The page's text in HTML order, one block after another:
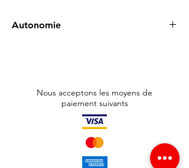
Autonomie
interruptions.
Nous acceptons les moyens de
paiement suivants